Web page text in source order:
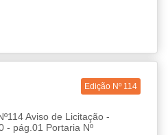
Edição Nº 114
Aviso de Licitação -
- pág.01 Portaria Nº